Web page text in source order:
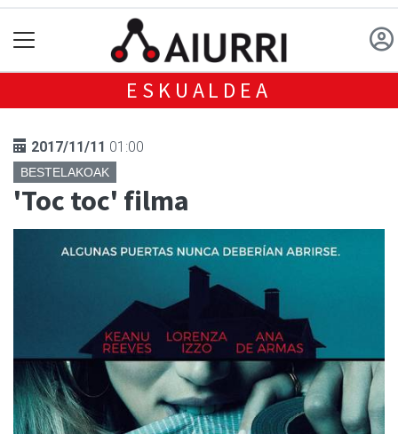
ESKUALDEA
2017/11/11 01:00
BESTELAKOAK
'Toc toc' filma